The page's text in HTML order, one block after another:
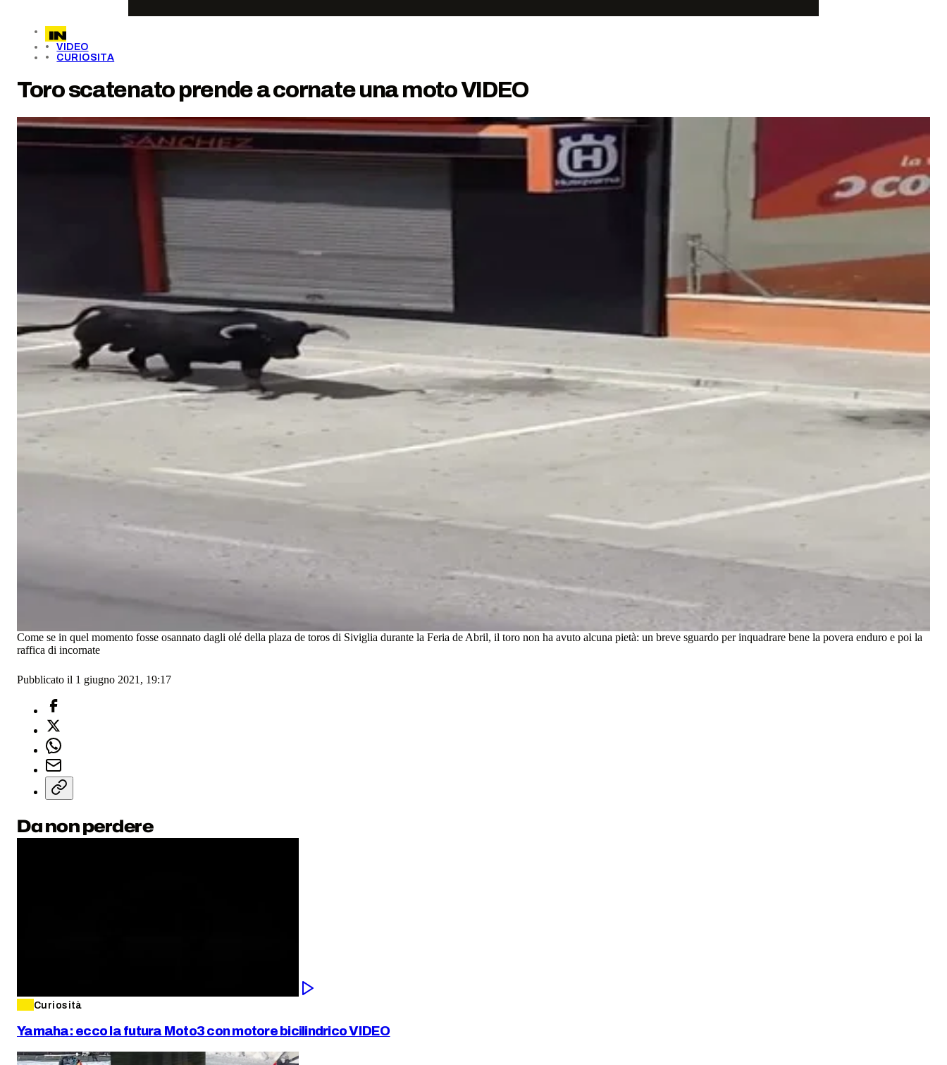
VIDEO
CURIOSITA
Toro scatenato prende a cornate una moto VIDEO
Come se in quel momento fosse osannato dagli olé della plaza de toros di Siviglia durante la Feria de Abril, il toro non ha avuto alcuna pietà: un breve sguardo per inquadrare bene la povera enduro e poi la
raffica di incornate
Pubblicato il 1 giugno 2021, 19:17
Da non perdere
Curiosità
Yamaha: ecco la futura Moto3 con motore bicilindrico VIDEO